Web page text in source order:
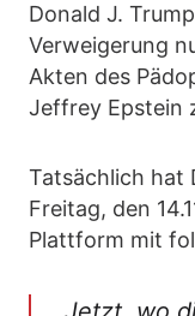
Donald J.
Verweigerung
Akten des
Jeffrey Epstein
Tatsächlich hat
Freitag, den
Plattform mit